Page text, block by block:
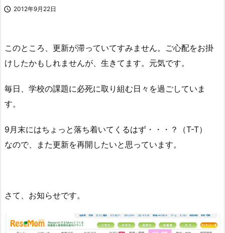
 2012年9月22日
このところ、更新が滞っていてすみません。ご心配をお掛
けしたかもしれませんが、生きてます。元気です。
毎日、学校の課題に必死に取り組む日々を過ごしていま
す。
9月末にはちょっと落ち着いてくるはず・・・？（T-T）
なので、また更新を再開したいと思っています。
さて、お知らせです。